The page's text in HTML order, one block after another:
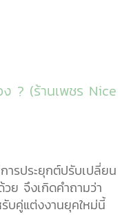
? (ร้านเพชร Nice
ารประยุกต์ปรับเปลี่ยน
ย จึงเกิดคำถามว่า
บคู่แต่งงานยุคใหม่นี้